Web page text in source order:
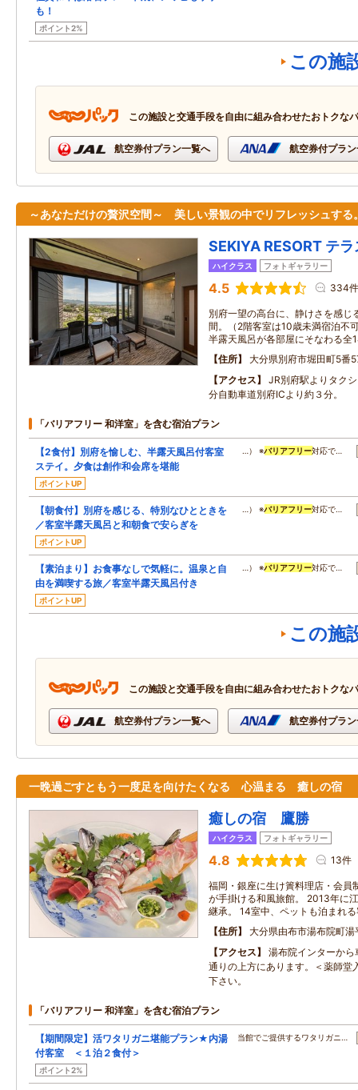
も！
ポイント2%
この施
この施設と交通手段を自由に組み合わせたおトクな
航空券付プラン一覧へ 航空券付プラ
～あなただけの贅沢空間～ 美しい景観の中でリフレッシュする
SEKIYA RESORT テ
ハイクラス フォトギャラリー
4.5 334件
別府一望の高台に、静けさを感じ
間。（2階客室は10歳未満宿泊不
半露天風呂が各部屋にそなわる全
住所
大分県別府市堀田町5番
アクセス
JR別府駅よりタク
分自動車道別府ICより約３分。
「バリアフリー 和洋室」を含む宿泊プラン
【2食付】別府を愉しむ、半露天風呂付客室
ステイ。夕食は創作和会席を堪能
ポイントUP
…） ※バリアフリー対応で…
【朝食付】別府を感じる、特別なひとときを
／客室半露天風呂と和朝食で安らぎを
ポイントUP
…） ※バリアフリー対応で…
【素泊まり】お食事なしで気軽に。温泉と自
由を満喫する旅／客室半露天風呂付き
ポイントUP
…） ※バリアフリー対応で…
この施
この施設と交通手段を自由に組み合わせたおトクな
航空券付プラン一覧へ 航空券付プラ
一晩過ごすともう一度足を向けたくなる 心温まる 癒しの宿
癒しの宿 鷹勝
ハイクラス フォトギャラリー
4.8 13件
福岡・銀座に生け簀料理店・会員
が手掛ける和風旅館。 2013年に
継承。 14室中、ペットも泊まれ
住所
大分県由布市湯布院町湯
アクセス
湯布院インターか
通りの上方にあります。＜薬師堂
下さい。
「バリアフリー 和洋室」を含む宿泊プラン
【期間限定】活ワタリガニ堪能プラン★内湯
付客室 ＜１泊２食付＞
ポイント2%
当館でご提供するワタリガニ…